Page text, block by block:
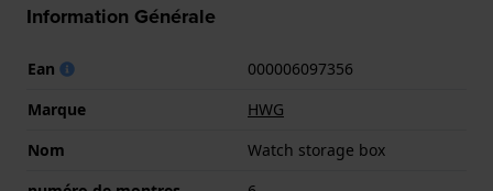
Information Générale
Ean
000006097356
Marque
HWG
Nom
Watch storage box